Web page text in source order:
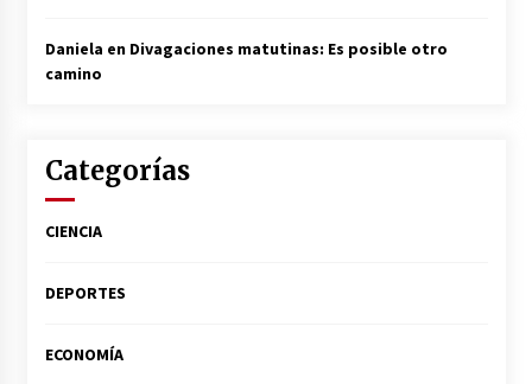
Daniela en Divagaciones matutinas: Es posible otro
camino
Categorías
CIENCIA
DEPORTES
ECONOMÍA